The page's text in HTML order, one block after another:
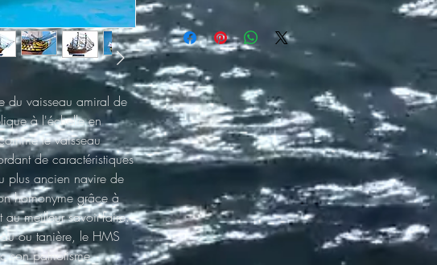
du vaisseau amiral de
à l'échelle en
le vaisseau
de caractéristiques
plus ancien navire de
homonyme grâce à
meilleur savoir-faire.
ou tanière, le HMS
son patriotisme
Veuillez contacter pour les frais d'expédition et
d'affranchissement, ce modèle de qualité musée est fabriqué
à l'étranger, Prêt pour un affichage immédiat - Pas un kit de
maquette de bateau